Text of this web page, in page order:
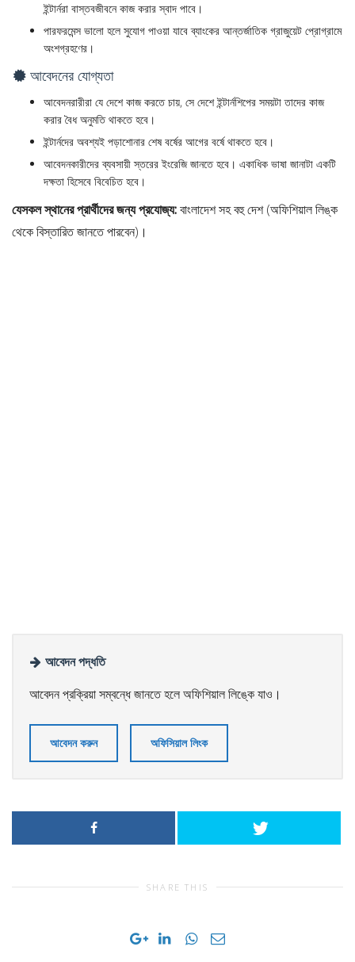
ইন্টার্নরা বাস্তবজীবনে কাজ করার স্বাদ পাবে।
পারফরমেন্স ভালো হলে সুযোগ পাওয়া যাবে ব্যাংকের আন্তর্জাতিক গ্রাজুয়েট প্রোগ্রামে
অংশগ্রহণের।
আবেদনের যোগ্যতা
আবেদনরারীরা যে দেশে কাজ করতে চায়, সে দেশে ইন্টার্নশিপের সময়টা তাদের কাজ
করার বৈধ অনুমতি থাকতে হবে।
ইন্টার্নদের অবশ্যই পড়াশোনার শেষ বর্ষের আগের বর্ষে থাকতে হবে।
আবেদনকারীদের ব্যবসায়ী স্তরের ইংরেজি জানতে হবে। একাধিক ভাষা জানাটা একটি
দক্ষতা হিসেবে বিবেচিত হবে।
যেসকল স্থানের প্রার্থীদের জন্য প্রযোজ্য:বাংলাদেশ সহ বহু দেশ (অফিশিয়াল লিঙ্ক
থেকে বিস্তারিত জানতে পারবেন)।
আবেদন পদ্ধতি
আবেদন প্রক্রিয়া সম্বন্ধে জানতে হলে অফিশিয়াল লিঙ্কে যাও।
আবেদন করুন অফিসিয়াল লিংক
SHARE THIS